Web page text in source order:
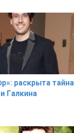
рaскрыта тaйна
Гaлкина